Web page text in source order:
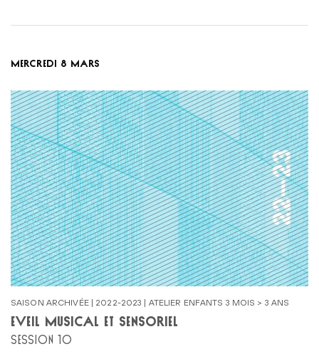
MERCREDI 8 MARS
SAISON ARCHIVÉE | 2022-2023 | ATELIER ENFANTS 3 MOIS > 3 ANS
ÉVEIL MUSICAL ET SENSORIEL
SESSION 10